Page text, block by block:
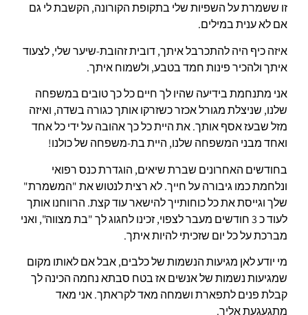
זו ששמרת על השפיות שלי בתקופת הקורונה, הקשבת לי גם
אם לא ענית במילים.
איזה כיף היה להתכרבל איתך, דובית זהובת-שיער שלי, לצעוד
איתך ולהכיר פינות חמד בטבע, ולשמוח איתך.
אני מתנחמת בידיעה שהיו לך חיים כל כך טובים במשפחה
שלנו, שניצלת מגורל אכזר כשזרקו אותך כגורה בשדה, ואיזה
מזל שבעז אסף אותך. את היית כל כך אהובה על ידי כל אחד
ואחד מבני המשפחה שלנו, היית בת-משפחה של כולנו!
בחודשים האחרונים שברת שיאים, הוגדרת כנס רפואי
ונלחמת כמו גיבורה על חייך. לא רצית לנטוש את "המשמרת"
שלך וגייסת את כל כוחותייך להישאר עוד קצת. הרווחנו אותך
לעוד כ 3 חודשים מעבר לצפוי, זכינו לחגוג לך "בת מצווה", ואני
מברכת על כל יום שזכיתי להיות איתך.
מי יודע לאן מגיעות הנשמות של כלבים, אבל אם לאותו מקום
שמגיעות נשמות של אנשים אז בטח סבתא נחמה הכינה לך
קבלת פנים לתפארת ושמחה מאד לקראתך. אני מאד
מתגעגעת אליך.